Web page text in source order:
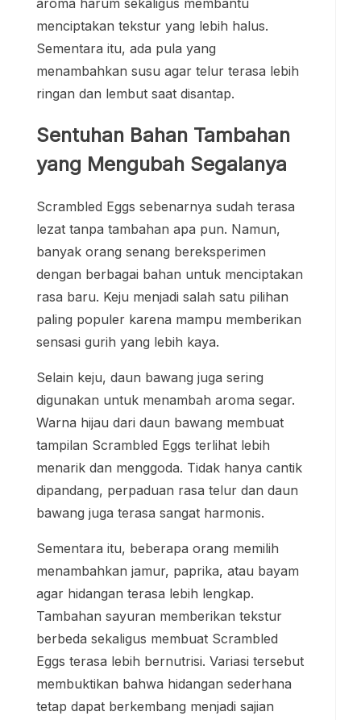
aroma harum sekaligus membantu
menciptakan tekstur yang lebih halus.
Sementara itu, ada pula yang
menambahkan susu agar telur terasa lebih
ringan dan lembut saat disantap.
Sentuhan Bahan Tambahan
yang Mengubah Segalanya
Scrambled Eggs sebenarnya sudah terasa
lezat tanpa tambahan apa pun. Namun,
banyak orang senang bereksperimen
dengan berbagai bahan untuk menciptakan
rasa baru. Keju menjadi salah satu pilihan
paling populer karena mampu memberikan
sensasi gurih yang lebih kaya.
Selain keju, daun bawang juga sering
digunakan untuk menambah aroma segar.
Warna hijau dari daun bawang membuat
tampilan Scrambled Eggs terlihat lebih
menarik dan menggoda. Tidak hanya cantik
dipandang, perpaduan rasa telur dan daun
bawang juga terasa sangat harmonis.
Sementara itu, beberapa orang memilih
menambahkan jamur, paprika, atau bayam
agar hidangan terasa lebih lengkap.
Tambahan sayuran memberikan tekstur
berbeda sekaligus membuat Scrambled
Eggs terasa lebih bernutrisi. Variasi tersebut
membuktikan bahwa hidangan sederhana
tetap dapat berkembang menjadi sajian